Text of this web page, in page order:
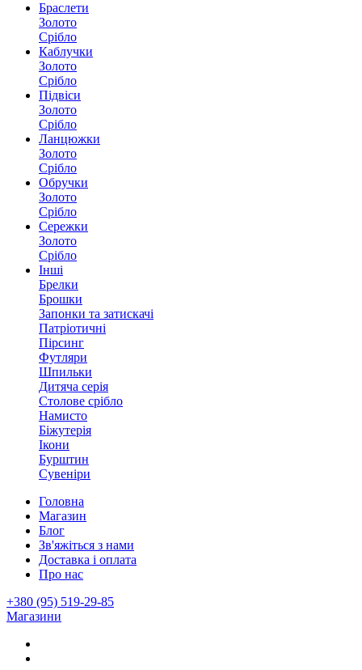
Браслети
Золото
Срібло
Каблучки
Золото
Срібло
Підвіси
Золото
Срібло
Ланцюжки
Золото
Срібло
Обручки
Золото
Срібло
Сережки
Золото
Срібло
Інші
Брелки
Брошки
Запонки та затискачі
Патріотичні
Пірсинг
Футляри
Шпильки
Дитяча серія
Столове срібло
Намисто
Біжутерія
Ікони
Бурштин
Сувеніри
Головна
Магазин
Блог
Зв'яжіться з нами
Доставка і оплата
Про нас
+380 (95) 519-29-85
Магазини